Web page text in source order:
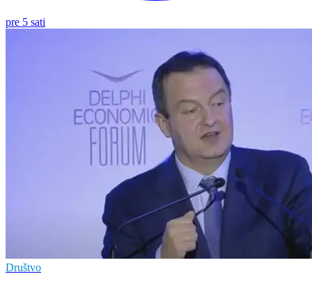
pre 5 sati
Društvo